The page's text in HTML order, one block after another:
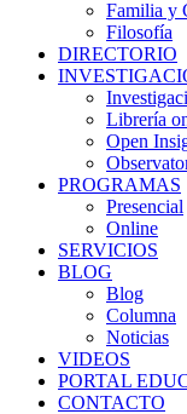
Familia y
Filosofía
DIRECTORIO
Librería
Open
PROGRAMAS
Presencial
Online
SERVICIOS
BLOG
Blog
Columna
Noticias
VIDEOS
PORTAL
CONTACTO